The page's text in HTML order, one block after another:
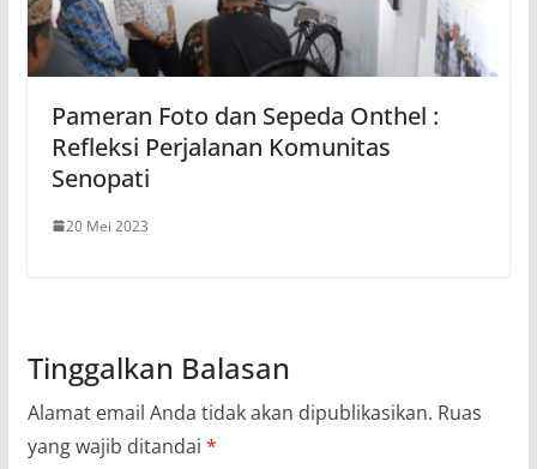
Pameran Foto dan Sepeda Onthel :
Refleksi Perjalanan Komunitas
Senopati
20 Mei 2023
Tinggalkan Balasan
Alamat email Anda tidak akan dipublikasikan. Ruas
yang wajib ditandai *